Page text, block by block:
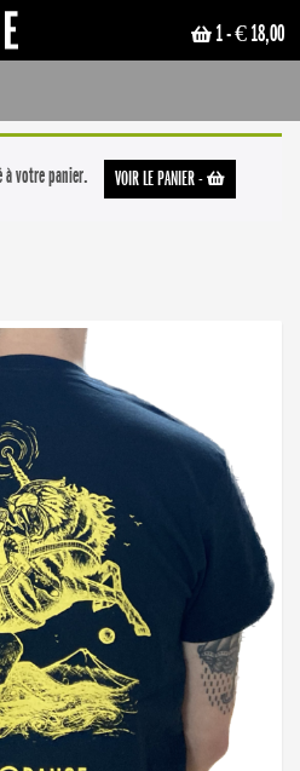
1- € 18,00
VOIR LE PANIER-
à votre panier.